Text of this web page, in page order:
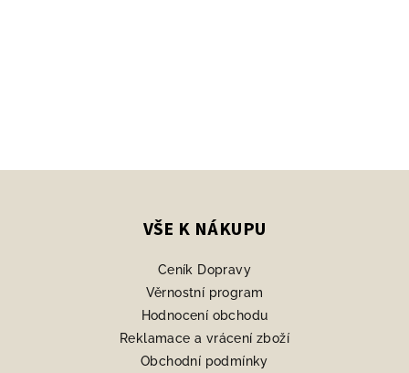
VŠE K NÁKUPU
Ceník Dopravy
Věrnostní program
Hodnocení obchodu
Reklamace a vrácení zboží
Obchodní podmínky